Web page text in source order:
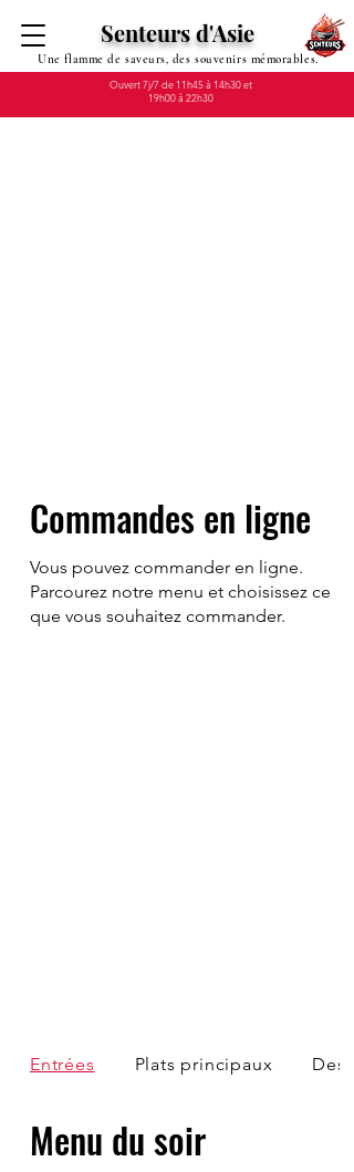
Ouvert 7j/7 de 11h45 à 14h30 et
19h00 à 22h30
Senteurs d'Asie
Une flamme de saveurs, des souvenirs mémorables.
Commandes en ligne
Vous pouvez commander en ligne.
Parcourez notre menu et choisissez ce
que vous souhaitez commander.
Menu du soir
Entrées Plats principaux